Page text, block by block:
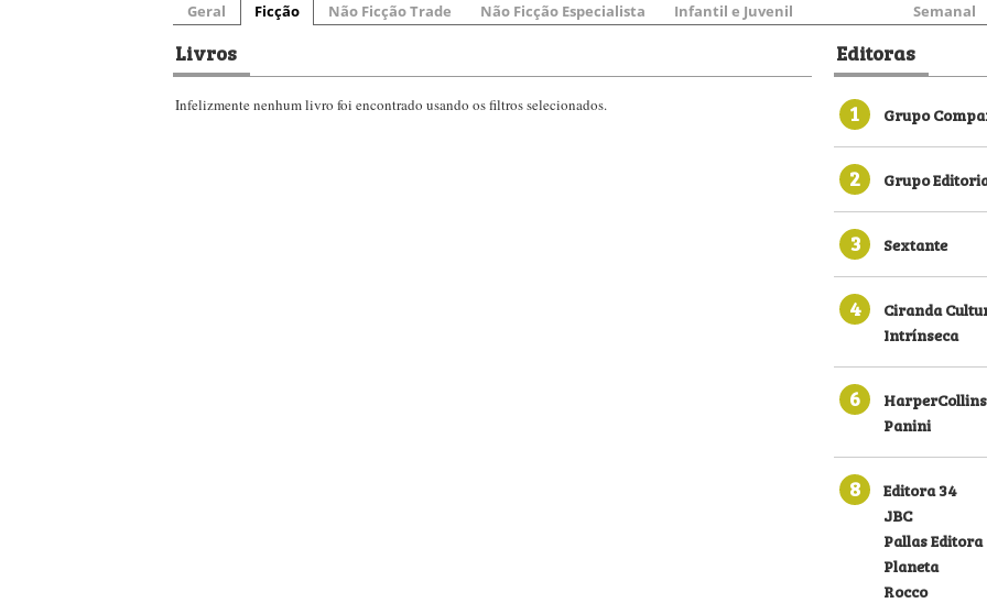
Geral Ficção Não Ficção Trade Não Ficção Especialista Infantil e Juvenil Semanal
Livros
Infelizmente nenhum livro foi encontrado usando os filtros selecionados.
Editoras
1
Grupo
2 Grupo
3 Sextante
4
Ciranda
Intrínseca
6
Panini
8
Editora 34
JBC
Pallas Editora
Planeta
Rocco